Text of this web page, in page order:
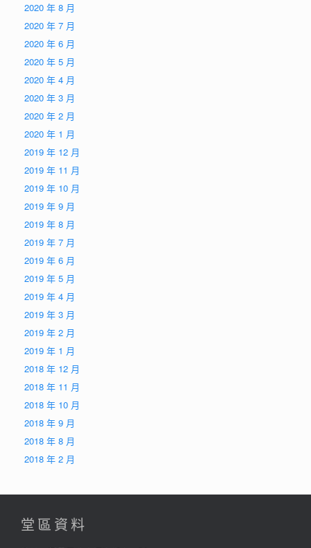
2020 年 8 月
2020 年 7 月
2020 年 6 月
2020 年 5 月
2020 年 4 月
2020 年 3 月
2020 年 2 月
2020 年 1 月
2019 年 12 月
2019 年 11 月
2019 年 10 月
2019 年 9 月
2019 年 8 月
2019 年 7 月
2019 年 6 月
2019 年 5 月
2019 年 4 月
2019 年 3 月
2019 年 2 月
2019 年 1 月
2018 年 12 月
2018 年 11 月
2018 年 10 月
2018 年 9 月
2018 年 8 月
2018 年 2 月
堂區資料